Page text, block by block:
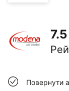
7.5
Повернути